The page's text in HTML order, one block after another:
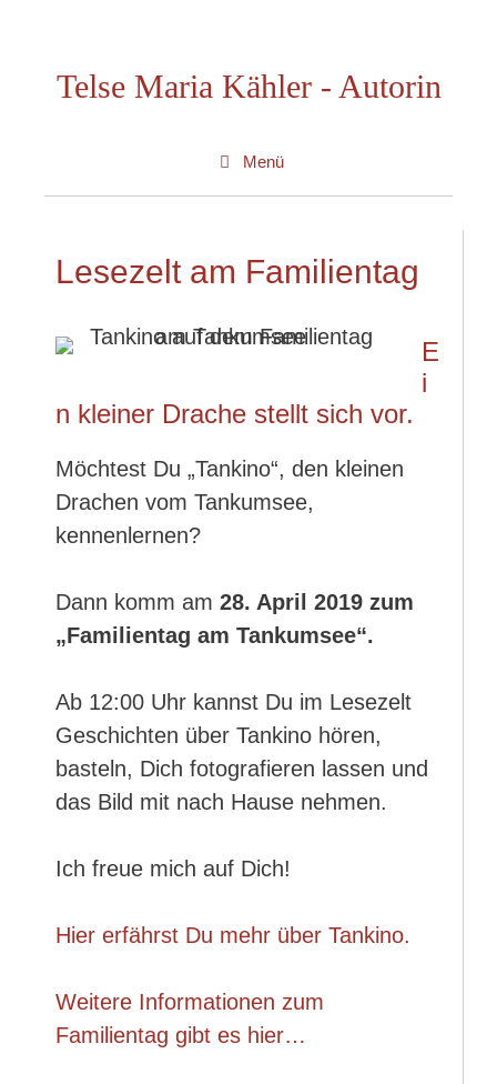
springenTelse Maria Kähler - Autorin
Menü
Lesezelt am Familientag
E
i
n kleiner Drache stellt sich vor.
Möchtest Du „Tankino“, den kleinen
Drachen vom Tankumsee,
kennenlernen?
Dann komm am 28. April 2019 zum
„Familientag am Tankumsee“.
Ab 12:00 Uhr kannst Du im Lesezelt
Geschichten über Tankino hören,
basteln, Dich fotografieren lassen und
das Bild mit nach Hause nehmen.
Ich freue mich auf Dich!
Hier erfährst Du mehr über Tankino.
Weitere Informationen zum
Familientag gibt es hier…